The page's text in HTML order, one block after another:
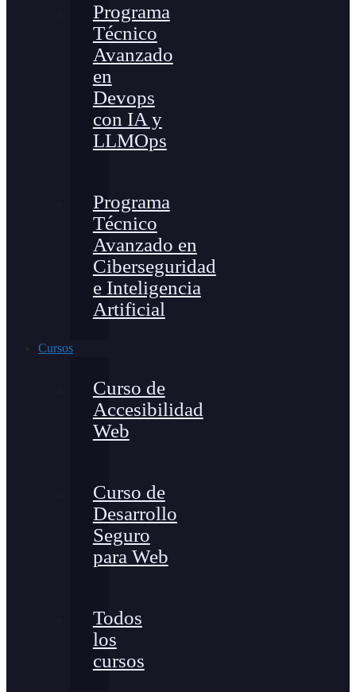
Programa
Técnico
Avanzado
en
Devops
con IA y
LLMOps
Programa
Técnico
Avanzado en
Ciberseguridad
e Inteligencia
Artificial
Cursos
Curso de
Accesibilidad
Web
Curso de
Desarrollo
Seguro
para Web
Todos
los
cursos